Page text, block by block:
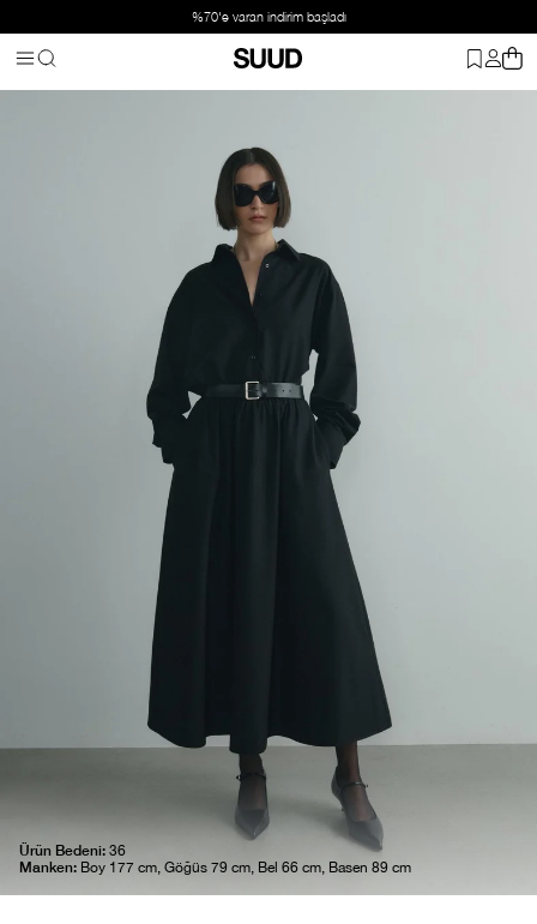
%70'e varan indirim başladı
Alt Giyim Etek
Ürün Bedeni: 36
Manken: Boy 177 cm, Göğüs 79 cm, Bel 66 cm, Basen 89 cm